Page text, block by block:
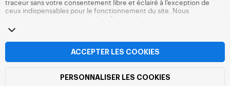
traceur sans votre consentement libre et éclairé à l’exception de
ceux indispensables pour le fonctionnement du site. Nous
conservons votre choix pendant 6 mois. Vous pouvez retirer votre
consentement à tout moment en vous rendant sur la
autres traceurs
accepter le dépôt de cookies ou autres traceurs. Le refus ne fait pas
obstacle à l’accès aux services Distriauto.fr. Pour plus d’informations,
nous vous invitons à consulter
ACCEPTER LES COOKIES
PERSONNALISER LES COOKIES